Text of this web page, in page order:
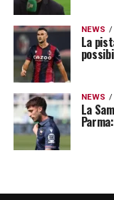
NEWS
La
NEWS
La